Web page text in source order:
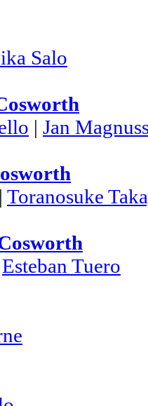
Salo
| Jan
| Toranosuke
Esteban Tuero